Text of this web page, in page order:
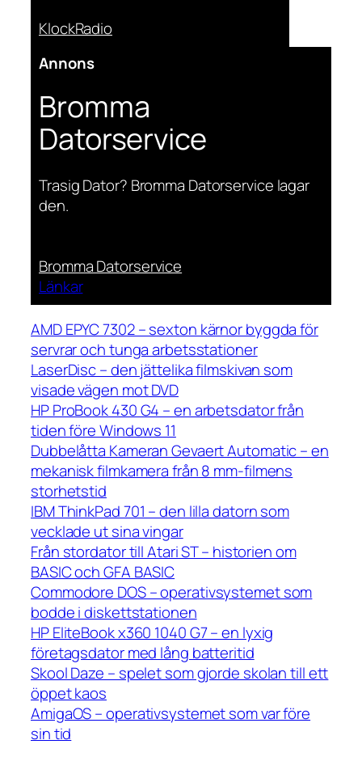
KlockRadio
Annons
Bromma
Datorservice
Trasig Dator? Bromma Datorservice lagar
den.
Bromma Datorservice
Länkar
AMD EPYC 7302 – sexton kärnor byggda för
servrar och tunga arbetsstationer
LaserDisc – den jättelika filmskivan som
visade vägen mot DVD
HP ProBook 430 G4 – en arbetsdator från
tiden före Windows 11
Dubbelåtta Kameran Gevaert Automatic – en
mekanisk filmkamera från 8 mm-filmens
storhetstid
IBM ThinkPad 701 – den lilla datorn som
vecklade ut sina vingar
Från stordator till Atari ST – historien om
BASIC och GFA BASIC
Commodore DOS – operativsystemet som
bodde i diskettstationen
HP EliteBook x360 1040 G7 – en lyxig
företagsdator med lång batteritid
Skool Daze – spelet som gjorde skolan till ett
öppet kaos
AmigaOS – operativsystemet som var före
sin tid